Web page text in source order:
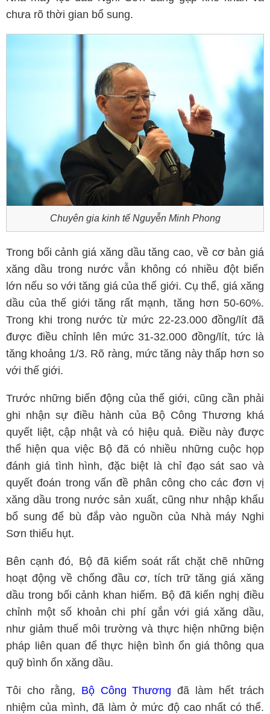
chưa rõ thời gian bổ sung.
Chuyên gia kinh tế Nguyễn Minh Phong
Trong bối cảnh giá xăng dầu tăng cao, về cơ bản giá
xăng dầu trong nước vẫn không có nhiều đột biến
lớn nếu so với tăng giá của thế giới. Cụ thể, giá xăng
dầu của thế giới tăng rất mạnh, tăng hơn 50-60%.
Trong khi trong nước từ mức 22-23.000 đồng/lít đã
được điều chỉnh lên mức 31-32.000 đồng/lít, tức là
tăng khoảng 1/3. Rõ ràng, mức tăng này thấp hơn so
với thế giới.
Trước những biến động của thế giới, cũng cần phải
ghi nhận sự điều hành của Bộ Công Thương khá
quyết liệt, cập nhật và có hiệu quả. Điều này được
thể hiện qua việc Bộ đã có nhiều những cuộc họp
đánh giá tình hình, đặc biệt là chỉ đạo sát sao và
quyết đoán trong vấn đề phân công cho các đơn vị
xăng dầu trong nước sản xuất, cũng như nhập khẩu
bổ sung để bù đắp vào nguồn của Nhà máy Nghi
Sơn thiếu hụt.
Bên cạnh đó, Bộ đã kiểm soát rất chặt chẽ những
hoạt động về chống đầu cơ, tích trữ tăng giá xăng
dầu trong bối cảnh khan hiếm. Bộ đã kiến nghị điều
chỉnh một số khoản chi phí gắn với giá xăng dầu,
như giảm thuế môi trường và thực hiện những biện
pháp liên quan để thực hiện bình ổn giá thông qua
quỹ bình ổn xăng dầu.
Tôi cho rằng, Bộ Công Thương đã làm hết trách
nhiệm của mình, đã làm ở mức độ cao nhất có thể.